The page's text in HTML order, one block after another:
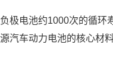
极电池约1000次的循环
汽车动力电池的核心材